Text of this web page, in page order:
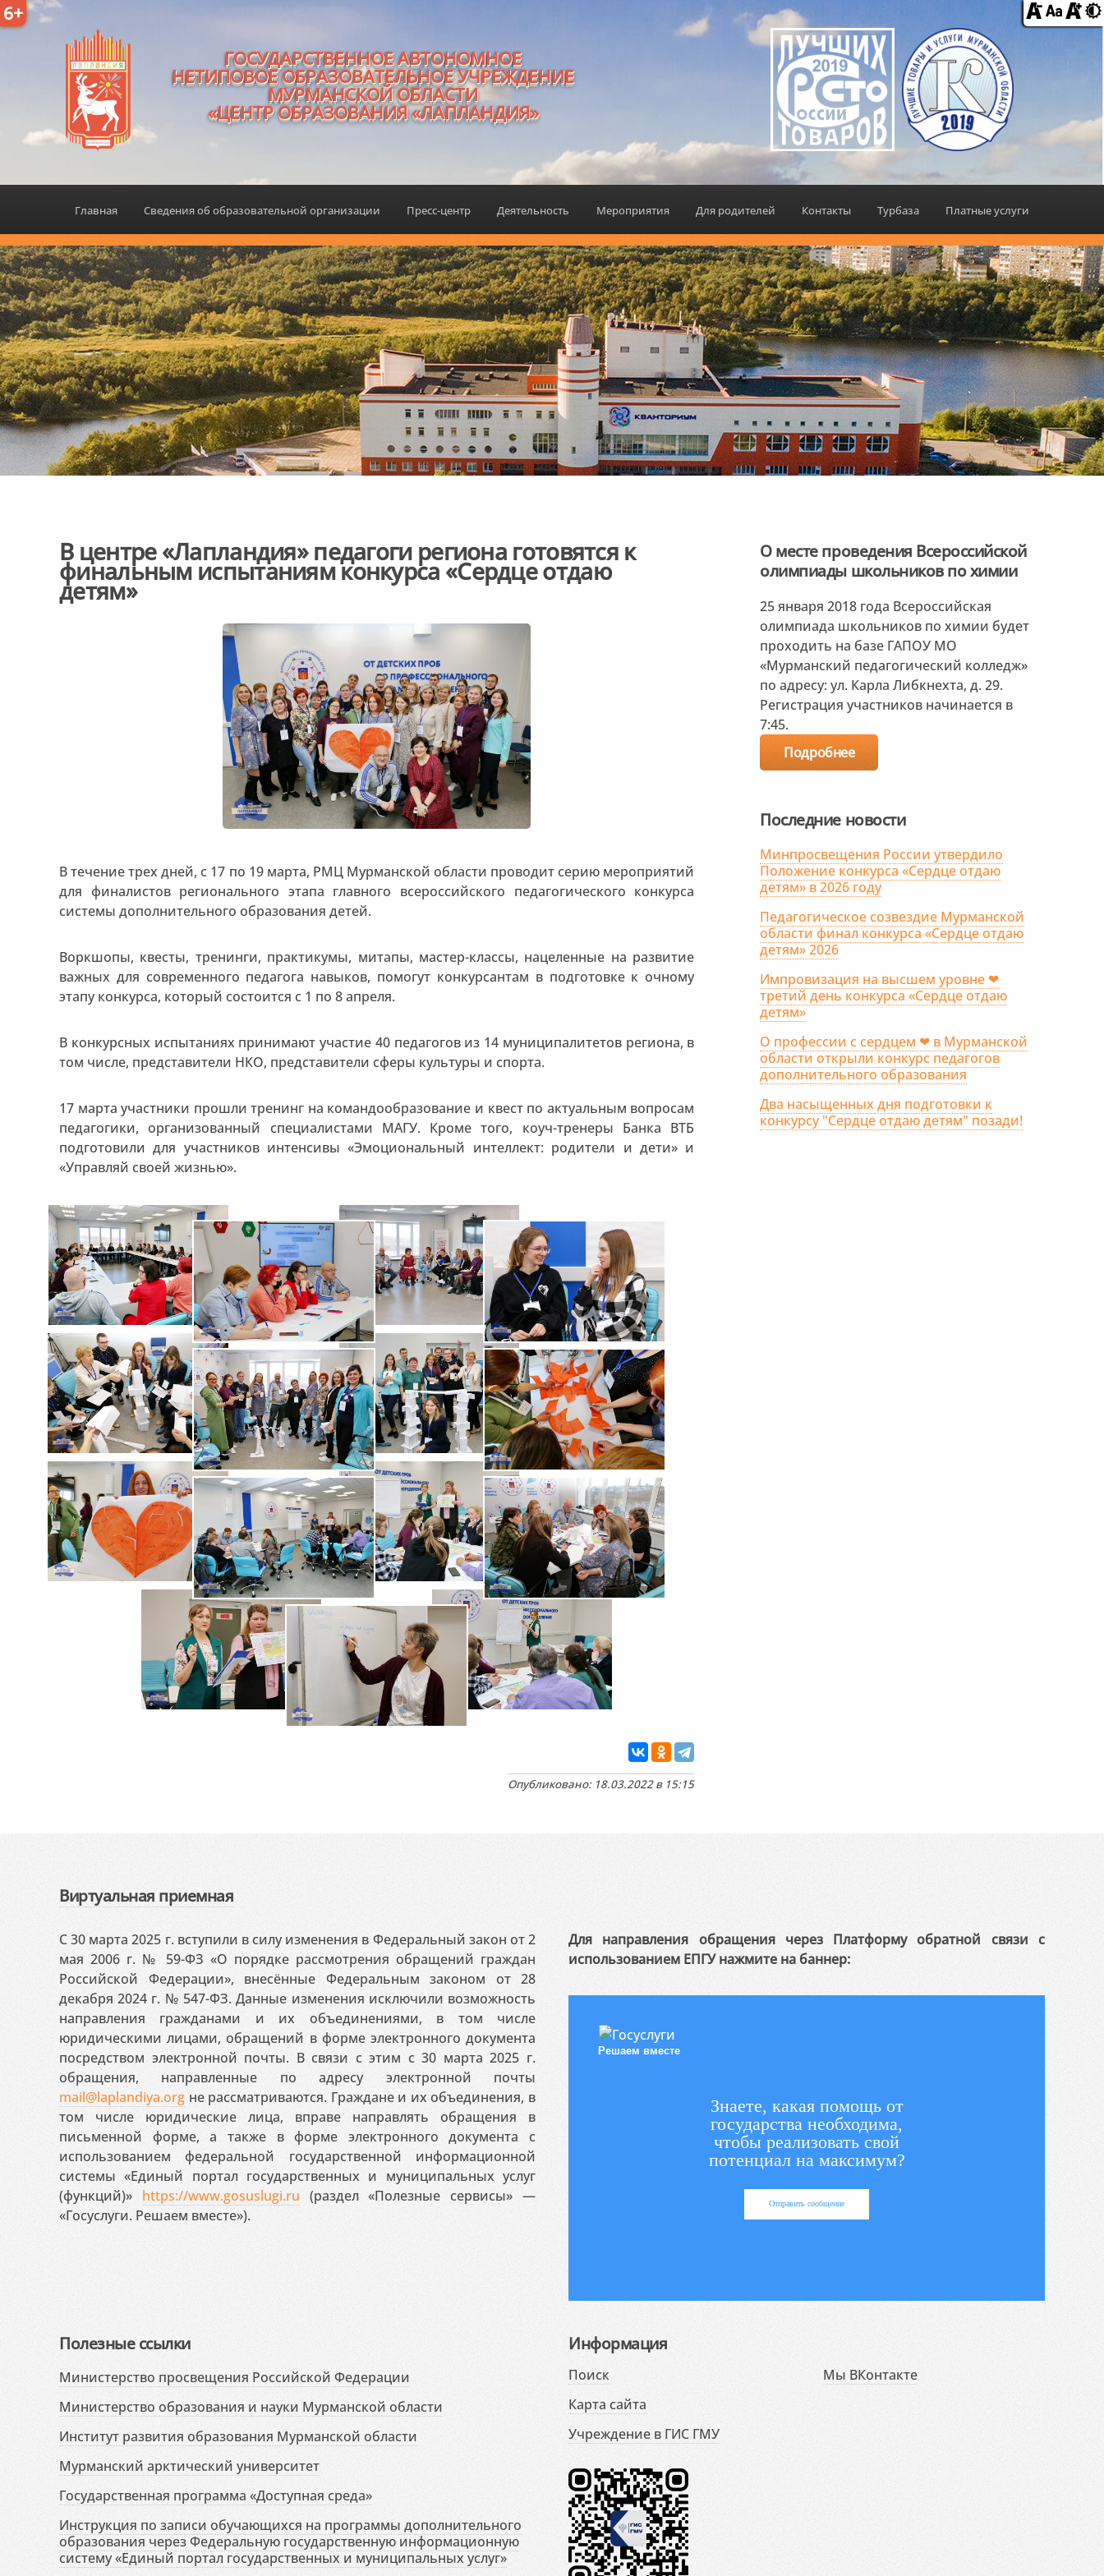
6+
ГОСУДАРСТВЕННОЕ АВТОНОМНОЕ
НЕТИПОВОЕ ОБРАЗОВАТЕЛЬНОЕ УЧРЕЖДЕНИЕ
МУРМАНСКОЙ ОБЛАСТИ
«ЦЕНТР ОБРАЗОВАНИЯ «ЛАПЛАНДИЯ»
Главная Сведения об образовательной организации Пресс-центр Деятельность Мероприятия Для родителей Контакты Турбаза Платные услуги
В центре «Лапландия» педагоги региона готовятся к
финальным испытаниям конкурса «Сердце отдаю
детям»
В течение трех дней, с 17 по 19 марта, РМЦ Мурманской области проводит серию мероприятий
для финалистов регионального этапа главного всероссийского педагогического конкурса
системы дополнительного образования детей.
Воркшопы, квесты, тренинги, практикумы, митапы, мастер-классы, нацеленные на развитие
важных для современного педагога навыков, помогут конкурсантам в подготовке к очному
этапу конкурса, который состоится с 1 по 8 апреля.
В конкурсных испытаниях принимают участие 40 педагогов из 14 муниципалитетов региона, в
том числе, представители НКО, представители сферы культуры и спорта.
17 марта участники прошли тренинг на командообразование и квест по актуальным вопросам
педагогики, организованный специалистами МАГУ. Кроме того, коуч-тренеры Банка ВТБ
подготовили для участников интенсивы «Эмоциональный интеллект: родители и дети» и
«Управляй своей жизнью».
Опубликовано: 18.03.2022 в 15:15
О месте проведения Всероссийской
олимпиады школьников по химии
25 января 2018 года Всероссийская
олимпиада школьников по химии будет
проходить на базе ГАПОУ МО
«Мурманский педагогический колледж»
по адресу: ул. Карла Либкнехта, д. 29.
Регистрация участников начинается в
7:45.
Подробнее
Последние новости
Минпросвещения России утвердило
Положение конкурса «Сердце отдаю
детям» в 2026 году
Педагогическое созвездие Мурманской
области финал конкурса «Сердце отдаю
детям» 2026
Импровизация на высшем уровне ❤
третий день конкурса «Сердце отдаю
детям»
О профессии с сердцем ❤ в Мурманской
области открыли конкурс педагогов
дополнительного образования
Два насыщенных дня подготовки к
конкурсу "Сердце отдаю детям" позади!
Виртуальная приемная
С 30 марта 2025 г. вступили в силу изменения в Федеральный закон от 2
мая 2006 г. № 59-ФЗ «О порядке рассмотрения обращений граждан
Российской Федерации», внесённые Федеральным законом от 28
декабря 2024 г. № 547-ФЗ. Данные изменения исключили возможность
направления гражданами и их объединениями, в том числе
юридическими лицами, обращений в форме электронного документа
посредством электронной почты. В связи с этим с 30 марта 2025 г.
обращения, направленные по адресу электронной почты
mail@laplandiya.org не рассматриваются. Граждане и их объединения, в
том числе юридические лица, вправе направлять обращения в
письменной форме, а также в форме электронного документа с
использованием федеральной государственной информационной
системы «Единый портал государственных и муниципальных услуг
(функций)» https://www.gosuslugi.ru (раздел «Полезные сервисы» —
«Госуслуги. Решаем вместе»).
Для направления обращения через Платформу обратной связи с
использованием ЕПГУ нажмите на баннер:
Решаем вместе
Знаете, какая помощь от
государства необходима,
чтобы реализовать свой
потенциал на максимум?
Отправить сообщение
Полезные ссылки
Министерство просвещения Российской Федерации
Министерство образования и науки Мурманской области
Институт развития образования Мурманской области
Мурманский арктический университет
Государственная программа «Доступная среда»
Инструкция по записи обучающихся на программы дополнительного
образования через Федеральную государственную информационную
систему «Единый портал государственных и муниципальных услуг»
Информация
Поиск
Карта сайта
Учреждение в ГИС ГМУ
Мы ВКонтакте